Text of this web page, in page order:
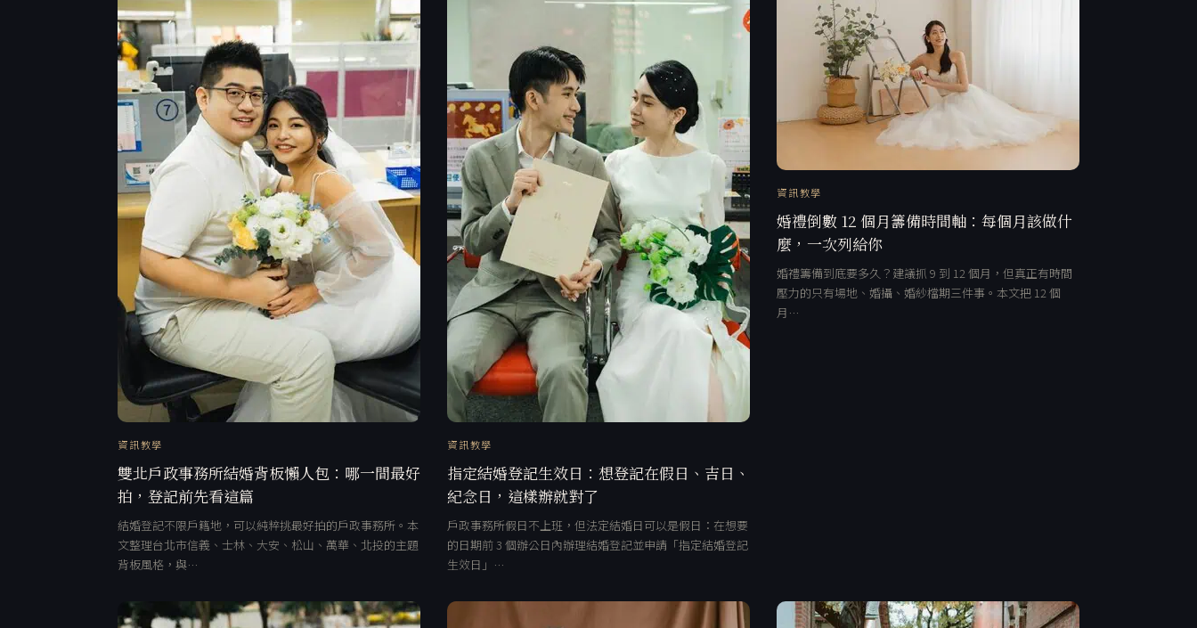
資訊教學
雙北戶政事務所結婚背板懶人包：哪一間最好
拍，登記前先看這篇
結婚登記不限戶籍地，可以純粹挑最好拍的戶政事務所。本
文整理台北市信義、士林、大安、松山、萬華、北投的主題
背板風格，與…
資訊教學
指定結婚登記生效日：想登記在假日、吉日、
紀念日，這樣辦就對了
戶政事務所假日不上班，但法定結婚日可以是假日：在想要
的日期前 3 個辦公日內辦理結婚登記並申請「指定結婚登記
生效日」…
資訊教學
婚禮倒數 12 個月籌備時間軸：每個月該做什
麼，一次列給你
婚禮籌備到底要多久？建議抓 9 到 12 個月，但真正有時間
壓力的只有場地、婚攝、婚紗檔期三件事。本文把 12 個
月…